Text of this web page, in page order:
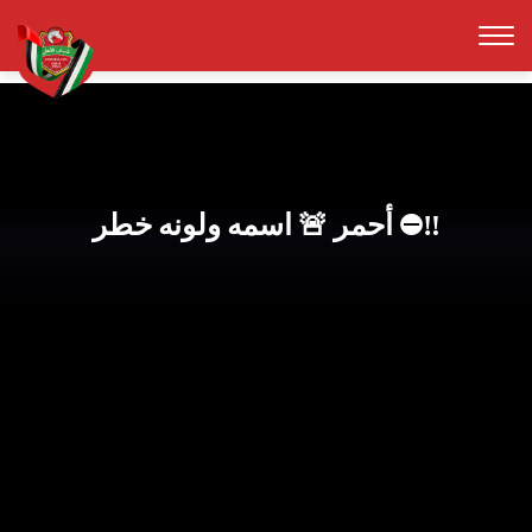
أحمر 🚨 اسمه ولونه خطر ⛔️‼️